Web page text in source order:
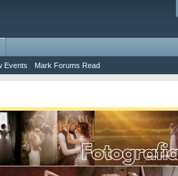
Events Mark Forums Read